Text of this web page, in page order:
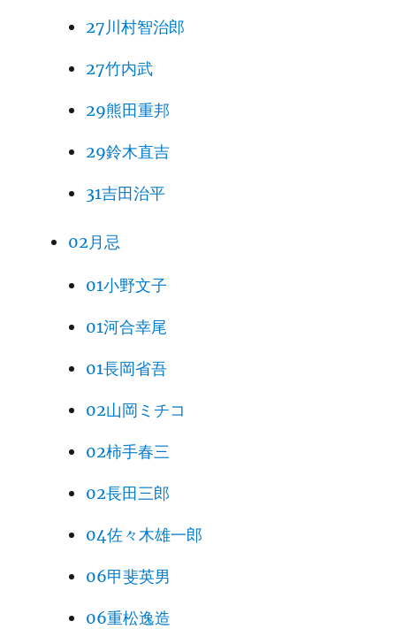
27川村智治郎
27竹内武
29熊田重邦
29鈴木直吉
31吉田治平
02月忌
01小野文子
01河合幸尾
01長岡省吾
02山岡ミチコ
02柿手春三
02長田三郎
04佐々木雄一郎
06甲斐英男
06重松逸造